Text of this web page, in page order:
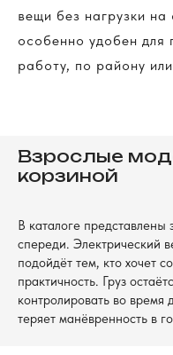
вещи без нагрузки
особенно удобен для
работу, по району
Взрослые
корзиной
В каталоге представлены
спереди. Электрический
подойдёт тем, кто хочет
практичность. Груз
контролировать во
теряет манёвренность в